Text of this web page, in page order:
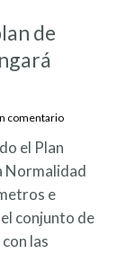
de
comentario
el Plan
Normalidad
e
conjunto de
las